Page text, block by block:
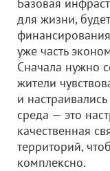
для жизни,
уже часть
Сначала нужно
жители
и
среда — это
качественная
территорий,
комплексно.